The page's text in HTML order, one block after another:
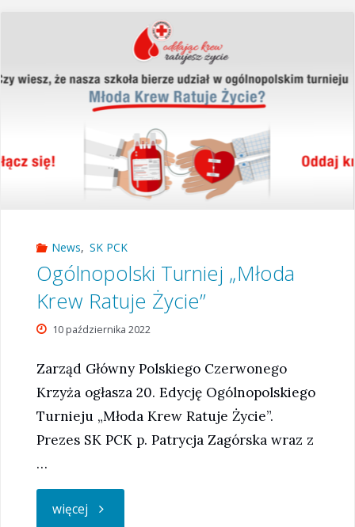
PCK"
News, SK PCK
Ogólnopolski Turniej „Młoda
Krew Ratuje Życie”
10 października 2022
Zarząd Główny Polskiego Czerwonego
Krzyża ogłasza 20. Edycję Ogólnopolskiego
Turnieju „Młoda Krew Ratuje Życie”.
Prezes SK PCK p. Patrycja Zagórska wraz z
…
więcej "Ogólnopolski